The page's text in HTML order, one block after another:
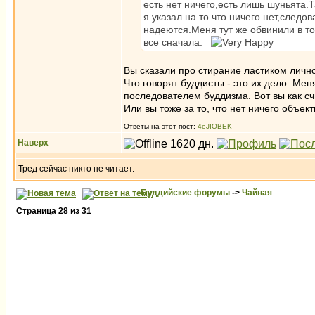
есть нет ничего,есть лишь
я указал на то что ничего
надеются.Меня тут же обвинили в
все сначала.
Вы сказали про стирание ластиком
Что говорят буддисты - это их дело.
последователем буддизма. Вот вы как
Или вы тоже за то, что нет ничего
Ответы на этот пост: 4eJIOBEK
Наверх
Тред сейчас никто не читает.
Буддийские форумы -> Чайная
Страница 28 из 31